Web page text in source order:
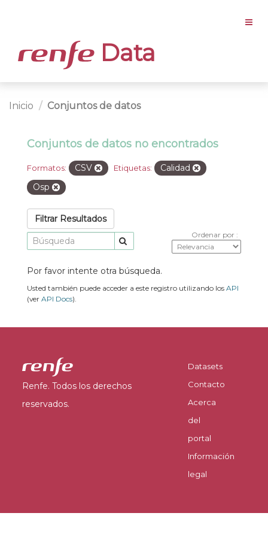
Data
Inicio Conjuntos de datos
Conjuntos de datos no encontrados
Formatos: CSV Etiquetas:
Calidad
Osp
Filtrar Resultados
Ordenar por
Por favor intente otra búsqueda.
Usted también puede acceder a este registro utilizando los API
(ver API Docs).
Renfe. Todos los derechos
reservados.
Datasets
Contacto
Acerca
del
portal
Información
legal